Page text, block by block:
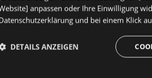
anpassen oder Ihre Einwilligung
und bei einem Klick
DETAILS ANZEIGEN